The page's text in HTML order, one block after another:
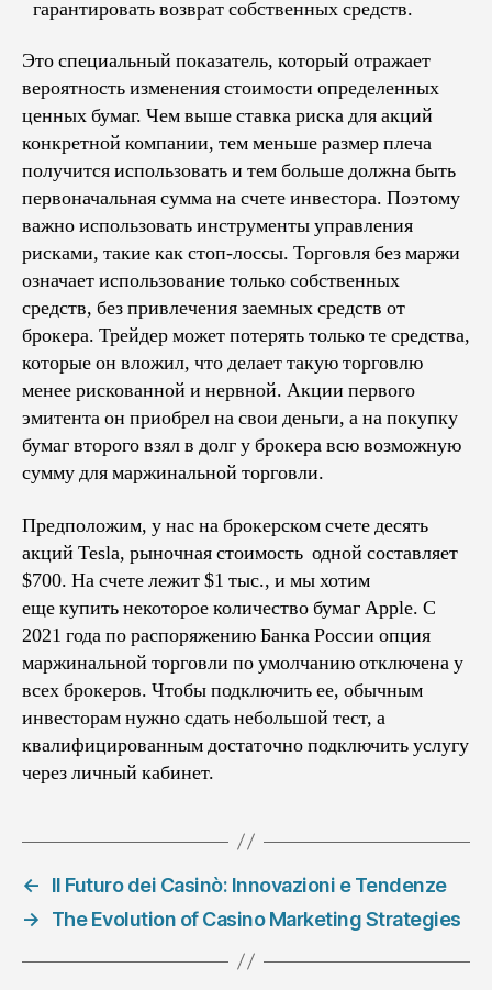
гарантировать возврат собственных средств.
Это специальный показатель, который отражает
вероятность изменения стоимости определенных
ценных бумаг. Чем выше ставка риска для акций
конкретной компании, тем меньше размер плеча
получится использовать и тем больше должна быть
первоначальная сумма на счете инвестора. Поэтому
важно использовать инструменты управления
рисками, такие как стоп-лоссы. Торговля без маржи
означает использование только собственных
средств, без привлечения заемных средств от
брокера. Трейдер может потерять только те средства,
которые он вложил, что делает такую торговлю
менее рискованной и нервной. Акции первого
эмитента он приобрел на свои деньги, а на покупку
бумаг второго взял в долг у брокера всю возможную
сумму для маржинальной торговли.
Предположим, у нас на брокерском счете десять
акций Tesla, рыночная стоимость одной составляет
$700. На счете лежит $1 тыс., и мы хотим
еще купить некоторое количество бумаг Apple. С
2021 года по распоряжению Банка России опция
маржинальной торговли по умолчанию отключена у
всех брокеров. Чтобы подключить ее, обычным
инвесторам нужно сдать небольшой тест, а
квалифицированным достаточно подключить услугу
через личный кабинет.
←
Il Futuro dei Casinò: Innovazioni e Tendenze
→
The Evolution of Casino Marketing Strategies